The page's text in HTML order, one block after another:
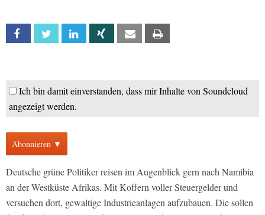
Facebook Twitter Linkedin Xing Email
Ich bin damit einverstanden, dass mir Inhalte von Soundcloud
angezeigt werden.
Abonnieren ▼
Deutsche grüne Politiker reisen im Augenblick gern nach Namibia
an der Westküste Afrikas. Mit Koffern voller Steuergelder und
versuchen dort, gewaltige Industrieanlagen aufzubauen. Die sollen